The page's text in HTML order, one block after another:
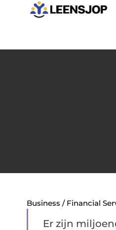
Business / Financial
Er zijn